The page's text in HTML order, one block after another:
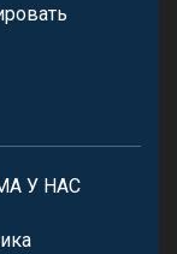
У НАС